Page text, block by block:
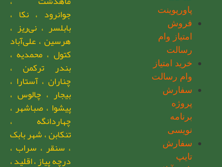
پاورپوینت
فروش
امتیاز وام
رسالت
خرید امتیاز
وام رسالت
سفارش
پروژه
برنامه
نویسی
سفارش
تایپ
جوانرود ، نکا ،
بابلسر ، نی‌ریز ،
هرسین ، علی‌آباد
کتول ، محمدیه ،
بندر ترکمن ،
چناران ، آستارا ،
بیجار ، چالوس ،
پیشوا ، صباشهر ،
چهاردانگه ،
تنکابن ، شهر بابک
، سنقر ، سراب ،
درچه پیاز ، اقلید ،